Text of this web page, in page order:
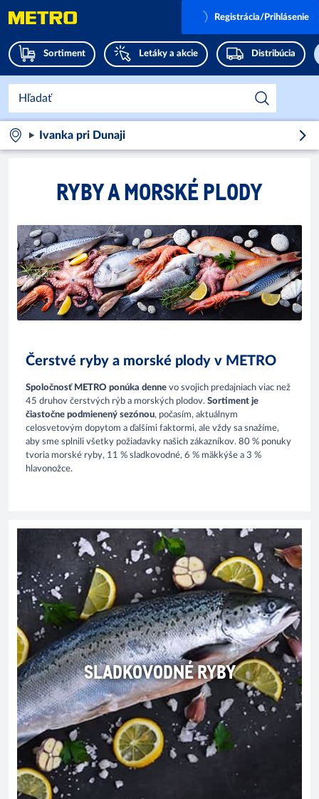
Sortiment Letáky a akcie Distribúcia
Registrácia/Prihlásenie
Ivanka pri Dunaji
RYBY A MORSKÉ PLODY
Čerstvé ryby a morské plody v METRO
Spoločnosť METRO ponúka denne vo svojich predajniach viac než
45 druhov čerstvých rýb a morských plodov. Sortiment je
čiastočne podmienený sezónou, počasím, aktuálnym
celosvetovým dopytom a ďalšími faktormi, ale vždy sa snažíme,
aby sme splnili všetky požiadavky našich zákazníkov. 80 % ponuky
tvoria morské ryby, 11 % sladkovodné, 6 % mäkkýše a 3 %
hlavonožce.
SLADKOVODNÉ RYBY